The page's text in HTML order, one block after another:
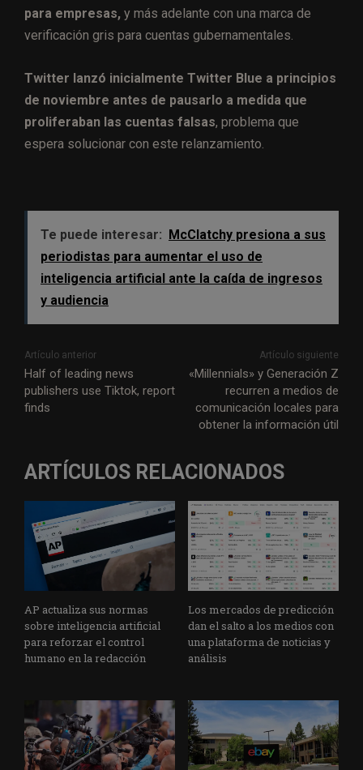
para empresas, y más adelante con una marca de
verificación gris para cuentas gubernamentales.
Twitter lanzó inicialmente Twitter Blue a principios
de noviembre antes de pausarlo a medida que
proliferaban las cuentas falsas, problema que
espera solucionar con este relanzamiento.
Te puede interesar: McClatchy presiona a sus
periodistas para aumentar el uso de
inteligencia artificial ante la caída de ingresos
y audiencia
Artículo anterior
Half of leading news
publishers use Tiktok, report
finds
Artículo siguiente
«Millennials» y Generación Z
recurren a medios de
comunicación locales para
obtener la información útil
ARTÍCULOS RELACIONADOS
AP actualiza sus normas
sobre inteligencia artificial
para reforzar el control
humano en la redacción
Los mercados de predicción
dan el salto a los medios con
una plataforma de noticias y
análisis